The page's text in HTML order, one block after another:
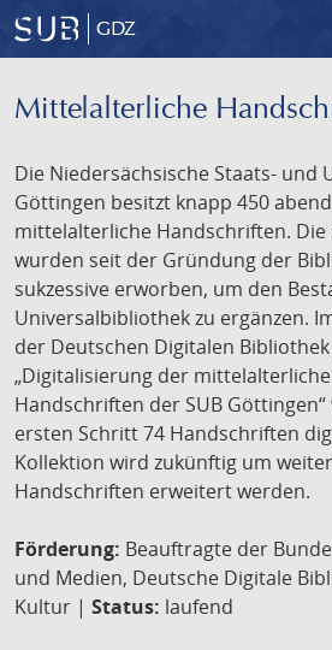
GDZ
Mittelalterliche
Die Niedersächsische Staats-
Göttingen besitzt knapp 450
mittelalterliche Handschriften.
wurden seit der Gründung der
sukzessive erworben, um den
Universalbibliothek zu ergänzen.
der Deutschen Digitalen
„Digitalisierung der
Handschriften der SUB
ersten Schritt 74 Handschriften
Kollektion wird zukünftig um
Handschriften erweitert werden.
Förderung: Beauftragte der
und Medien, Deutsche Digitale
Kultur | Status: laufend